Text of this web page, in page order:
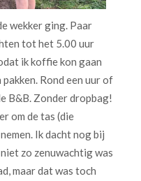
wekker ging. Paar
tot het 5.00 uur
ik koffie kon gaan
Rond een uur of
B&B. Zonder dropbag!
om de tas (die
Ik dacht nog bij
zo zenuwachtig was
maar dat was toch